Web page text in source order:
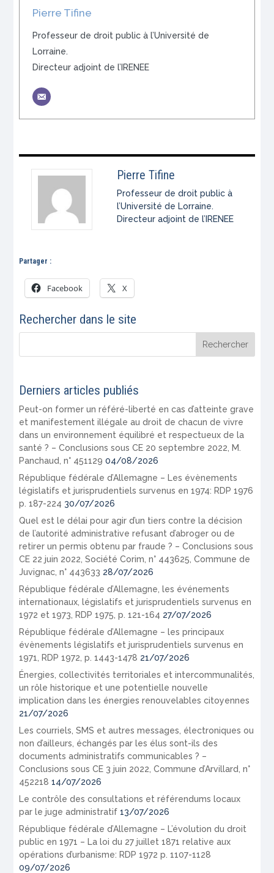
Pierre Tifine
Professeur de droit public à l’Université de
Lorraine.
Directeur adjoint de l’IRENEE
Pierre Tifine
Professeur de droit public à
l’Université de Lorraine.
Directeur adjoint de l’IRENEE
Partager :
Facebook X
Rechercher dans le site
Derniers articles publiés
Peut-on former un référé-liberté en cas d’atteinte grave
et manifestement illégale au droit de chacun de vivre
dans un environnement équilibré et respectueux de la
santé ? – Conclusions sous CE 20 septembre 2022, M.
Panchaud, n° 451129 04/08/2026
République fédérale d’Allemagne – Les évènements
législatifs et jurisprudentiels survenus en 1974: RDP 1976
p. 187-224 30/07/2026
Quel est le délai pour agir d’un tiers contre la décision
de l’autorité administrative refusant d’abroger ou de
retirer un permis obtenu par fraude ? – Conclusions sous
CE 22 juin 2022, Société Corim, n° 443625, Commune de
Juvignac, n° 443633 28/07/2026
République fédérale d’Allemagne, les événements
internationaux, législatifs et jurisprudentiels survenus en
1972 et 1973, RDP 1975, p. 121-164 27/07/2026
République fédérale d’Allemagne – les principaux
évènements législatifs et jurisprudentiels survenus en
1971, RDP 1972, p. 1443-1478 21/07/2026
Énergies, collectivités territoriales et intercommunalités,
un rôle historique et une potentielle nouvelle
implication dans les énergies renouvelables citoyennes
21/07/2026
Les courriels, SMS et autres messages, électroniques ou
non d’ailleurs, échangés par les élus sont-ils des
documents administratifs communicables ? –
Conclusions sous CE 3 juin 2022, Commune d’Arvillard, n°
452218 14/07/2026
Le contrôle des consultations et référendums locaux
par le juge administratif 13/07/2026
République fédérale d’Allemagne – L’évolution du droit
public en 1971 – La loi du 27 juillet 1871 relative aux
opérations d’urbanisme: RDP 1972 p. 1107-1128
09/07/2026